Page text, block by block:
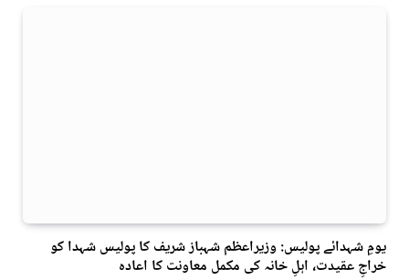
یومِ شہدائے پولیس: وزیراعظم شہباز شریف کا پولیس شہدا کو
خراجِ عقیدت، اہلِ خانہ کی مکمل معاونت کا اعادہ